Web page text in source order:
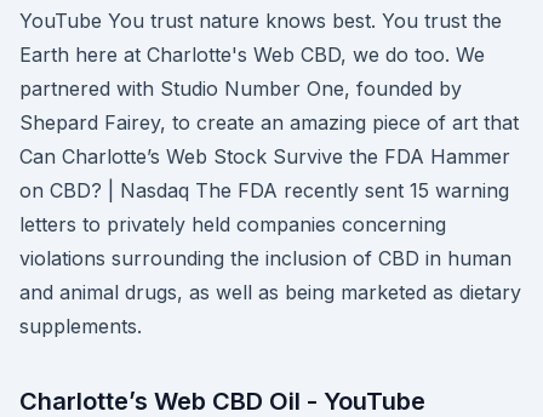
YouTube You trust nature knows best. You trust the
Earth here at Charlotte's Web CBD, we do too. We
partnered with Studio Number One, founded by
Shepard Fairey, to create an amazing piece of art that
Can Charlotte’s Web Stock Survive the FDA Hammer
on CBD? | Nasdaq The FDA recently sent 15 warning
letters to privately held companies concerning
violations surrounding the inclusion of CBD in human
and animal drugs, as well as being marketed as dietary
supplements.
Charlotte’s Web CBD Oil - YouTube